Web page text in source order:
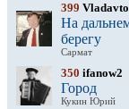
399
На
берегу
Сармат
350 ifanow2
Город
Кукин Юрий